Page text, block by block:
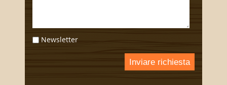
Newsletter
Inviare richiesta